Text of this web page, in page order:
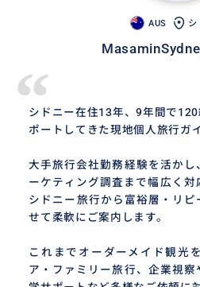
AUS シ
“
シドニー在住13年、9年間で
ポートしてきた現地個人旅行ガ
大手旅行会社勤務経験を活かし
ーケティング調査まで幅広く
シドニー旅行から富裕層・リ
せて柔軟にご案内します。
これまでオーダーメイド観光
ア・ファミリー旅行、企業視